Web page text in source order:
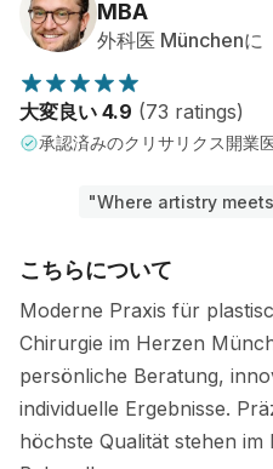
MBA
外科医 Münchenに
大変良い 4.9 (73 ratings)
承認済みのクリサリクス開業
"Where artistry
こちらについて
Moderne Praxis für
Chirurgie im Herzen
persönliche Beratung,
individuelle Ergebnisse.
höchste Qualität stehen